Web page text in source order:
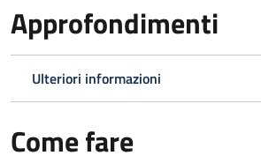
Approfondimenti
Ulteriori informazioni
Come fare